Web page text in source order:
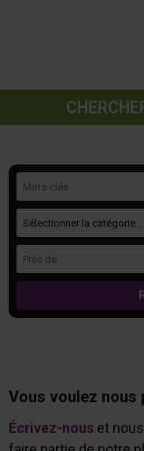
Vous voulez nous
Écrivez-nouset nous